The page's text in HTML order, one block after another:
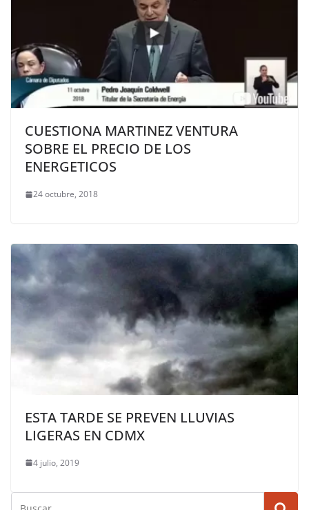
CUESTIONA MARTINEZ VENTURA
SOBRE EL PRECIO DE LOS
ENERGETICOS
24 octubre, 2018
ESTA TARDE SE PREVEN LLUVIAS
LIGERAS EN CDMX
4 julio, 2019